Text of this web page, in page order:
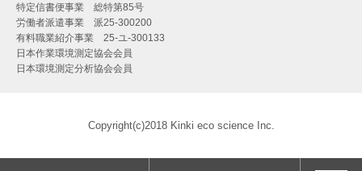
特定信書便事業 総特第85号
労働者派遣事業 派25-300200
有料職業紹介事業 25-ユ-300133
日本作業環境測定協会会員
日本環境測定分析協会会員
Copyright(c)2018 Kinki eco science Inc.